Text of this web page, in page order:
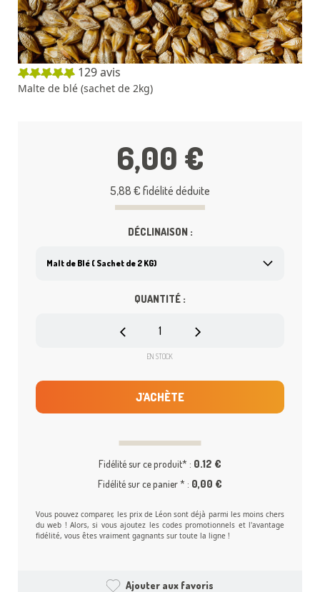
129avis
Malte de blé (sachet de 2kg)
6,00 €
5,88 € fidélité déduite
DÉCLINAISON :
QUANTITÉ :
EN STOCK
J'ACHÈTE
Fidélité sur ce produit* : 0.12 €
Fidélité sur ce panier * : 0,00 €
Vous pouvez comparer, les prix de Léon sont déjà parmi les moins chers
du web ! Alors, si vous ajoutez les codes promotionnels et l'avantage
fidélité, vous êtes vraiment gagnants sur toute la ligne !
Ajouter aux favoris